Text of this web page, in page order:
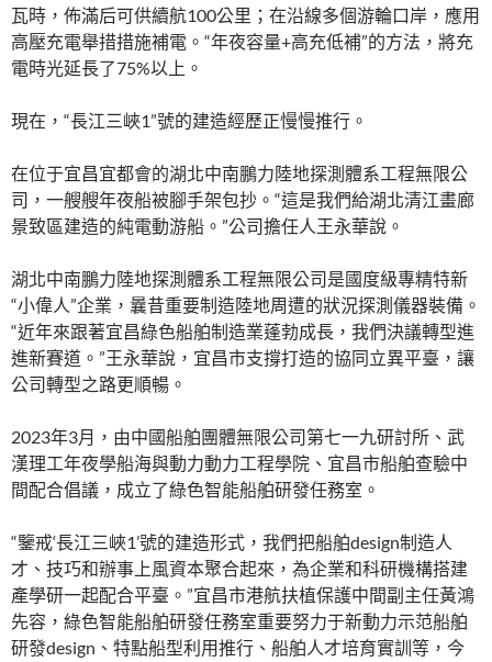
瓦時，佈滿后可供續航100公里；在沿線多個游輪口岸，應用
高壓充電舉措措施補電。“年夜容量+高充低補”的方法，將充
電時光延長了75%以上。
現在，“長江三峽1”號的建造經歷正慢慢推行。
在位于宜昌宜都會的湖北中南鵬力陸地探測體系工程無限公
司，一艘艘年夜船被腳手架包抄。“這是我們給湖北清江畫廊
景致區建造的純電動游船。”公司擔任人王永華說。
湖北中南鵬力陸地探測體系工程無限公司是國度級專精特新
“小偉人”企業，曩昔重要制造陸地周遭的狀況探測儀器裝備。
“近年來跟著宜昌綠色船舶制造業蓬勃成長，我們決議轉型進
進新賽道。”王永華說，宜昌市支撐打造的協同立異平臺，讓
公司轉型之路更順暢。
2023年3月，由中國船舶團體無限公司第七一九研討所、武
漢理工年夜學船海與動力動力工程學院、宜昌市船舶查驗中
間配合倡議，成立了綠色智能船舶研發任務室。
“鑒戒‘長江三峽1’號的建造形式，我們把船舶design制造人
才、技巧和辦事上風資本聚合起來，為企業和科研機構搭建
產學研一起配合平臺。”宜昌市港航扶植保護中間副主任黃鴻
先容，綠色智能船舶研發任務室重要努力于新動力示范船舶
研發design、特點船型利用推行、船舶人才培育實訓等，今